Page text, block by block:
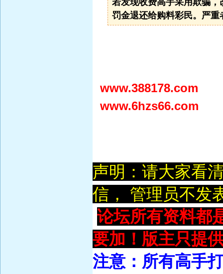
若发现收费高手采用欺骗
罚金退还给购料彩民。严重
www.388178.com
www.6hzs66.com
声明：请大家看
信， 管理员不发
论坛所有资料都
要加！版主只提
注意：所有高手